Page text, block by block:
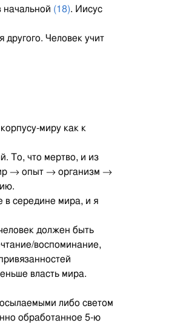
начальной (18). Иисус
Человек учит
корпусу-миру как к
То, что мертво, и из
→ опыт → организм →
в середине мира, и я
должен быть
воспоминание,
власть мира.
либо светом
обработанное 5-ю